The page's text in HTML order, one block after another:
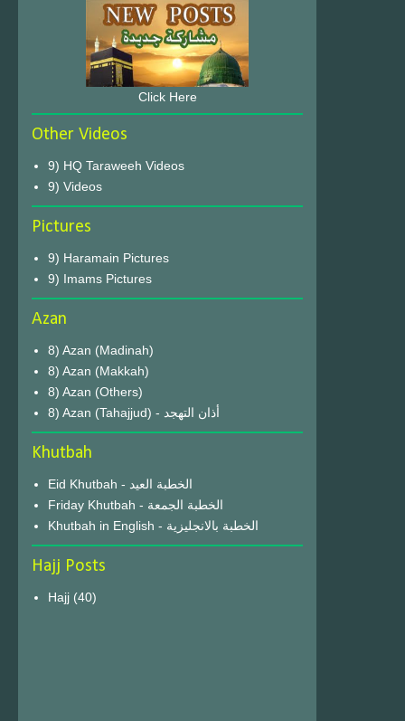
Click Here
Other Videos
9) HQ Taraweeh Videos
9) Videos
Pictures
9) Haramain Pictures
9) Imams Pictures
Azan
8) Azan (Madinah)
8) Azan (Makkah)
8) Azan (Others)
8) Azan (Tahajjud) - أذان التهجد
Khutbah
Eid Khutbah - الخطبة العيد
Friday Khutbah - الخطبة الجمعة
Khutbah in English - الخطبة بالانجليزية
Hajj Posts
Hajj (40)